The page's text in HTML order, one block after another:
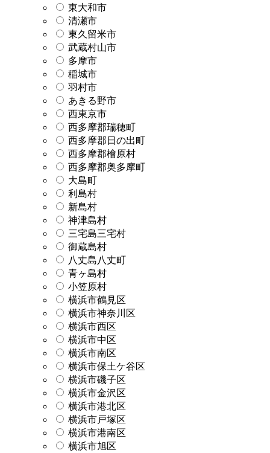
東大和市
清瀬市
東久留米市
武蔵村山市
多摩市
稲城市
羽村市
あきる野市
西東京市
西多摩郡瑞穂町
西多摩郡日の出町
西多摩郡檜原村
西多摩郡奥多摩町
大島町
利島村
新島村
神津島村
三宅島三宅村
御蔵島村
八丈島八丈町
青ヶ島村
小笠原村
横浜市鶴見区
横浜市神奈川区
横浜市西区
横浜市中区
横浜市南区
横浜市保土ケ谷区
横浜市磯子区
横浜市金沢区
横浜市港北区
横浜市戸塚区
横浜市港南区
横浜市旭区